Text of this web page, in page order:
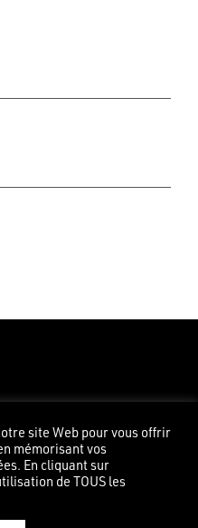
Basé sur 138 avis
site Web pour vous offrir
mémorisant vos
En cliquant sur
de TOUS les